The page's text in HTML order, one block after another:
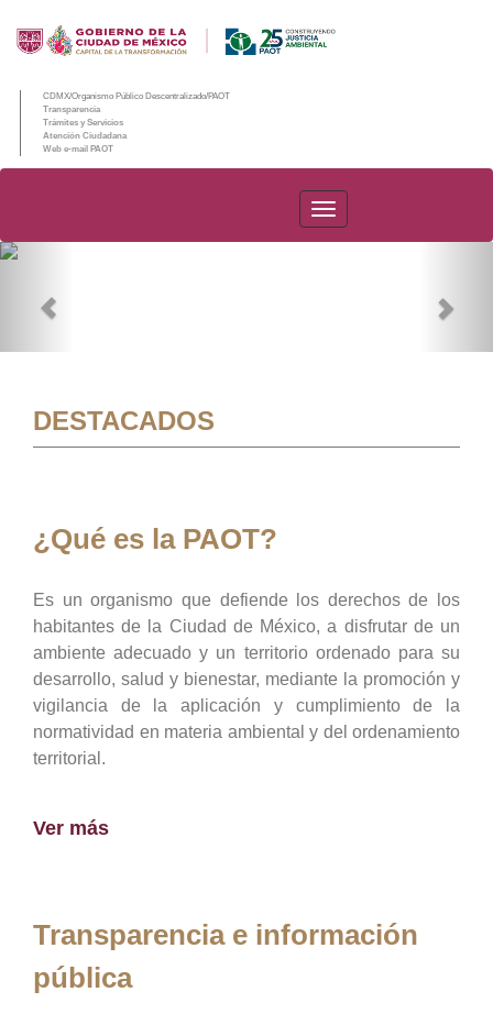
CDMX/Organismo Público Descentralizado/PAOT
Transparencia
Trámites y Servicios
Atención Ciudadana
Web e-mail PAOT
PAOT
DESTACADOS
¿Qué es la PAOT?
Es un organismo que defiende los derechos de los
habitantes de la Ciudad de México, a disfrutar de un
ambiente adecuado y un territorio ordenado para su
desarrollo, salud y bienestar, mediante la promoción y
vigilancia de la aplicación y cumplimiento de la
normatividad en materia ambiental y del ordenamiento
territorial.
Ver más
Transparencia e información
pública